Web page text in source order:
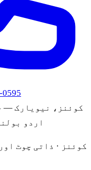
0595
کوئنز · ذاتی چوٹ